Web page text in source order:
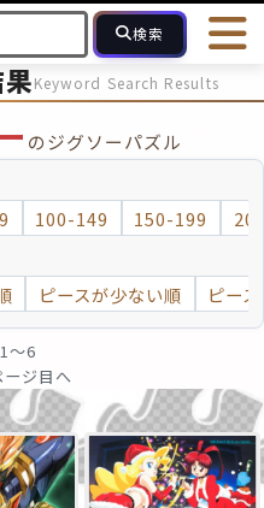
検索
録
ログイン
せ
最近投稿され
50～99 100
Keyword Search Results
のジグソーパズル
100-149 150-199
ピースが少ない順 ピー
〜6
ージ目へ